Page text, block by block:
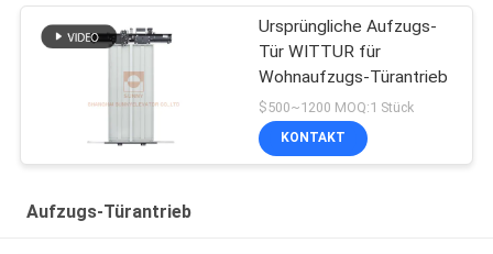
Ursprüngliche Aufzugs-
Tür WITTUR für
Wohnaufzugs-Türantrieb
$500~1200 MOQ:1 Stück
KONTAKT
Aufzugs-Türantrieb